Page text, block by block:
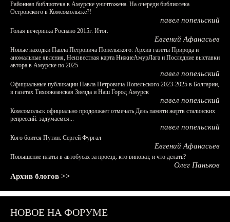
Районная библиотека в Амурске уничтожена. На очереди библиотека
Островского в Комсомольске?!
павел попельский
Голая вечеринка Роснано 2015г. Итог.
Евгений Афанасьев
Новые находки Павла Петровича Попельского: Архив газеты Природа и
аномальные явления, Неизвестная карта НижнеАмурЛага и Последние выставки
автора в Амурске по 2025
павел попельский
Официальные публикации Павла Петровича Попельского 2023-2025 в Болгарии,
в газетах Тихоокеанская Звезда и Наш Город Амурск
павел попельский
Комсомольск официально продолжает отмечать День памяти жертв сталинских
репрессий: задумаемся...
павел попельский
Кого боится Путин: Сергей Фургал
Евгений Афанасьев
Повышение платы в автобусах за проезд: кто виноват, и что делать?
Олег Паньков
Архив блогов >>
НОВОЕ НА ФОРУМЕ